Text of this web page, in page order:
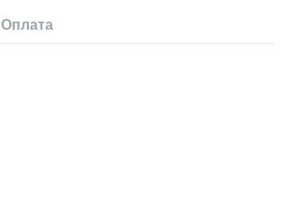
Оплата